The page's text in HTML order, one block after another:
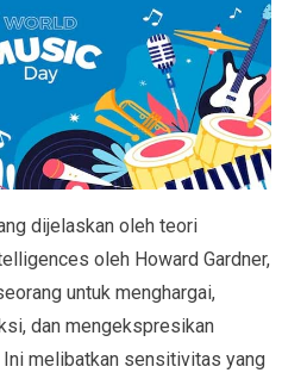
dijelaskan oleh teori
oleh Howard Gardner,
untuk menghargai,
dan mengekspresikan
melibatkan sensitivitas yang